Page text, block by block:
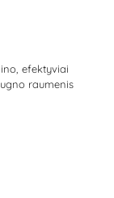
efektyviai
raumenis